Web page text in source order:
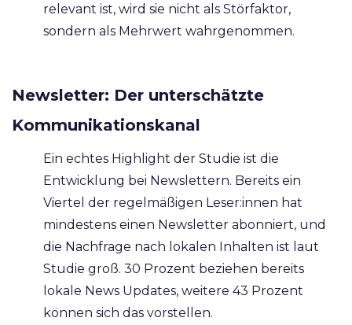
relevant ist, wird sie nicht als Störfaktor,
sondern als Mehrwert wahrgenommen.
Newsletter: Der unterschätzte
Kommunikationskanal
Ein echtes Highlight der Studie ist die
Entwicklung bei Newslettern. Bereits ein
Viertel der regelmäßigen Leser:innen hat
mindestens einen Newsletter abonniert, und
die Nachfrage nach lokalen Inhalten ist laut
Studie groß. 30 Prozent beziehen bereits
lokale News Updates, weitere 43 Prozent
können sich das vorstellen.